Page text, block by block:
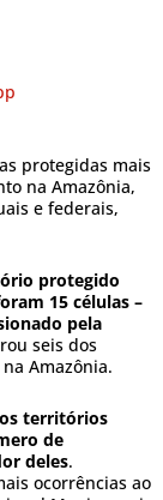
protegidas mais
na Amazônia,
e federais,
protegido
15 células –
pela
seis dos
Amazônia.
territórios
de
deles.
ocorrências ao